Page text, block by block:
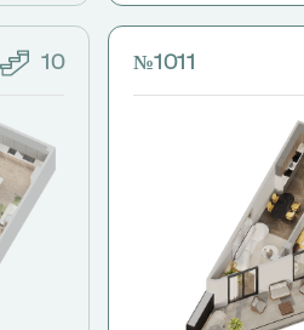
10 №1011